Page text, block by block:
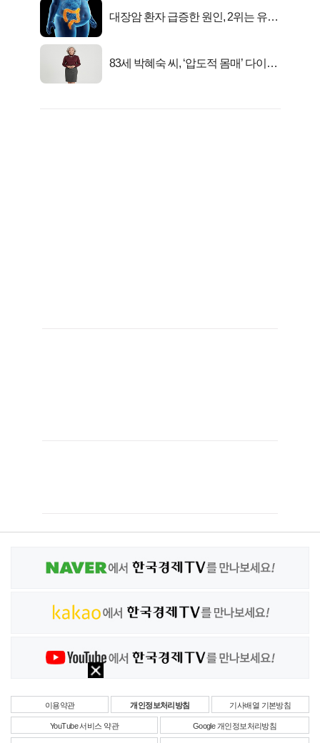
대장암 환자 급증한 원인, 2위는 유산
83세 박혜숙 씨, ‘압도적 몸매’ 다이어
이용약관 개인정보처리방침 기사배열 기본방침
YouTube 서비스 약관 Google 개인정보처리방침